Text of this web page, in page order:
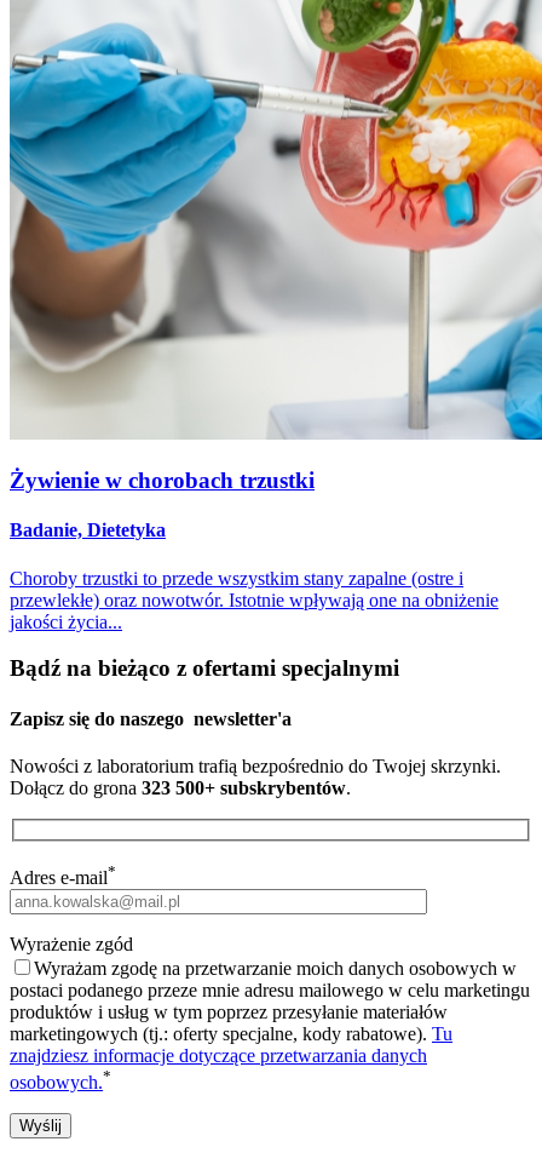
Żywienie w chorobach trzustki
Badanie, Dietetyka
Choroby trzustki to przede wszystkim stany zapalne (ostre i
przewlekłe) oraz nowotwór. Istotnie wpływają one na obniżenie
jakości życia...
Bądź na bieżąco z ofertami specjalnymi
Zapisz się do naszego newsletter'a
Nowości z laboratorium trafią bezpośrednio do Twojej skrzynki.
Dołącz do grona 323 500+ subskrybentów.
Adres e-mail*
Wyrażenie zgód
Wyrażam zgodę na przetwarzanie moich danych osobowych w
postaci podanego przeze mnie adresu mailowego w celu marketingu
produktów i usług w tym poprzez przesyłanie materiałów
marketingowych (tj.: oferty specjalne, kody rabatowe). Tu
znajdziesz informacje dotyczące przetwarzania danych
osobowych.*